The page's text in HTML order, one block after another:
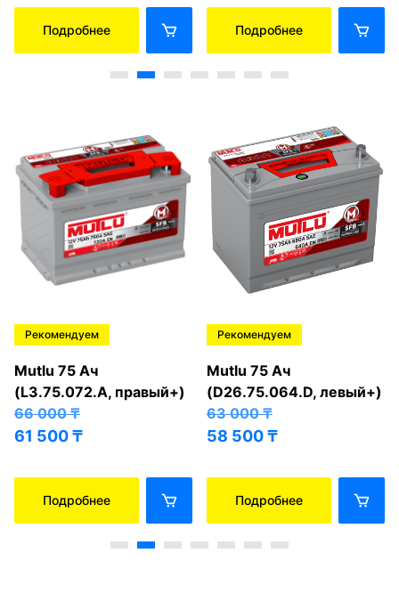
Подробнее Подробнее
Рекомендуем
Mutlu 75 Ач
(L3.75.072.A, правый+)
66 000₸
61 500₸
Подробнее
Рекомендуем
Mutlu 75 Ач
(D26.75.064.D, левый+)
63 000₸
58 500₸
Подробнее